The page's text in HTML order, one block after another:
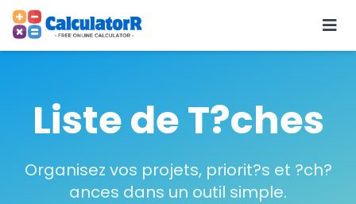
Liste de T?ches
Organisez vos projets, priorit?s et ?ch?
ances dans un outil simple.